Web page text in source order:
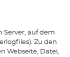
Server, auf dem
Zu den
Webseite, Datei,